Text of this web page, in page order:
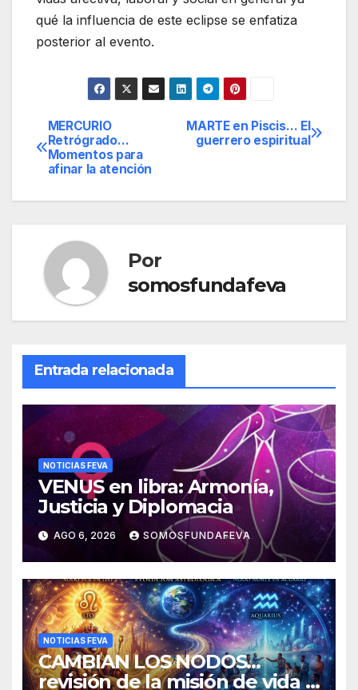
qué la influencia de este eclipse se enfatiza
posterior al evento.
Navegación
de
entradas
MARTE en Piscis… El
guerrero espiritual
MERCURIO
Retrógrado…
Momentos para
afinar la atención
Por
somosfundafeva
Entrada relacionada
NOTICIAS FEVA
VENUS en libra: Armonía,
Justicia y Diplomacia
AGO 6, 2026 SOMOSFUNDAFEVA
NOTICIAS FEVA
CAMBIAN LOS NODOS…
revisión de la misión de vida y